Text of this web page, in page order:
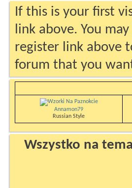
If this is your first
link above. You
register link above
forum that you
Annamon79
Russian Style
Wszystko na